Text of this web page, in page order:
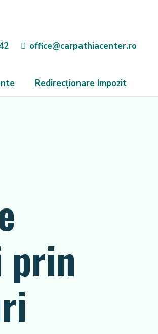
office@carpathiacenter.ro
Redirecționare Impozit
prin